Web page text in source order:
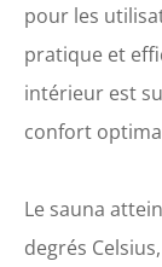
pour les
pratique et
intérieur est
confort
Le sauna
degrés